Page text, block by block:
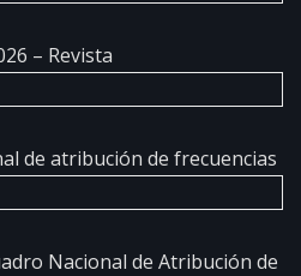
– Revista
de atribución de frecuencias
Nacional de Atribución de